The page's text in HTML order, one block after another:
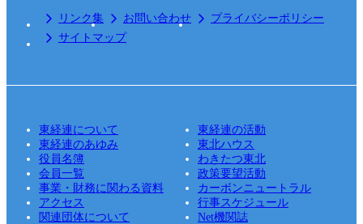
リンク集 お問い合わせ
プライバシーポリシー
サイトマップ
東経連について
東経連の活動
東経連のあゆみ
東北ハウス
役員名簿
わきたつ東北
会員一覧
政策要望活動
事業・財務に関わる資料
カーボンニュートラル
アクセス
行事スケジュール
関連団体について
Net機関誌